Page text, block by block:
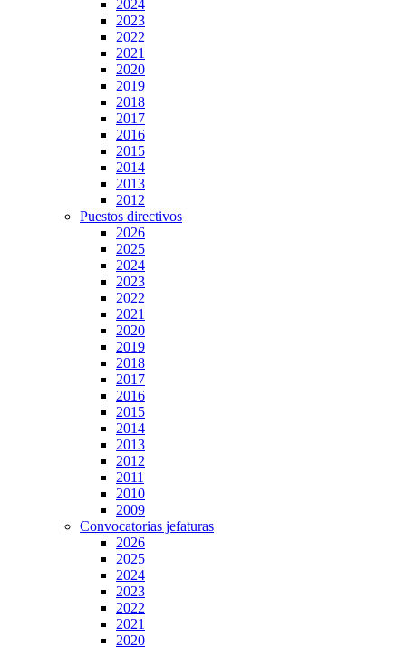
2024
2023
2022
2021
2020
2019
2018
2017
2016
2015
2014
2013
2012
Puestos directivos
2026
2025
2024
2023
2022
2021
2020
2019
2018
2017
2016
2015
2014
2013
2012
2011
2010
2009
Convocatorias jefaturas
2026
2025
2024
2023
2022
2021
2020